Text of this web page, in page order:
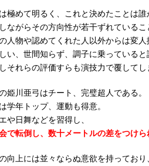
極めて明るく、これと決めたことは
ながらその方向性が若干ずれている
人物や認めてくれた人以外からは変人
い、世間知らず、調子に乗っていると
それらの評価すらも演技力で覆してし
姫川亜弓はチート、完璧超人である。
学年トップ、運動も得意。
や日舞などを習得し、
で転倒し、数十メートルの差をつけ
向上には並々ならぬ意欲を持ってお